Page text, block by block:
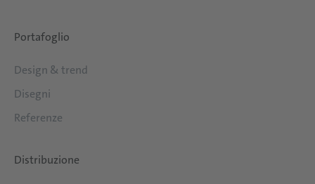
Portafoglio
Design & trend
Disegni
Referenze
Distribuzione